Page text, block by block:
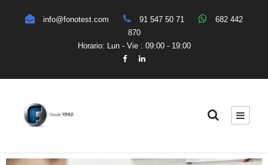
info@fonotest.com 91 547 50 71
682 442
870
Horario: Lun - Vie : 09:00 - 19:00